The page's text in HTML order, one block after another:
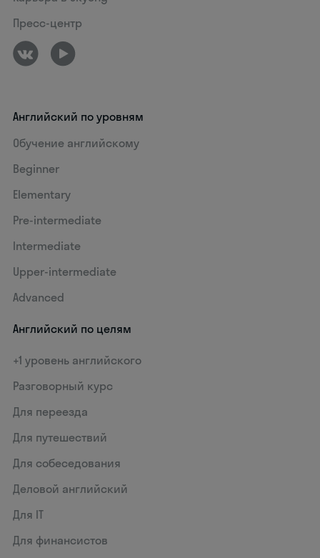
Пресс-центр
Английский по уровням
Обучение английскому
Beginner
Elementary
Pre-intermediate
Intermediate
Upper-intermediate
Advanced
Английский по целям
+1 уровень английского
Разговорный курс
Для переезда
Для путешествий
Для собеседования
Деловой английский
Для IT
Для финансистов